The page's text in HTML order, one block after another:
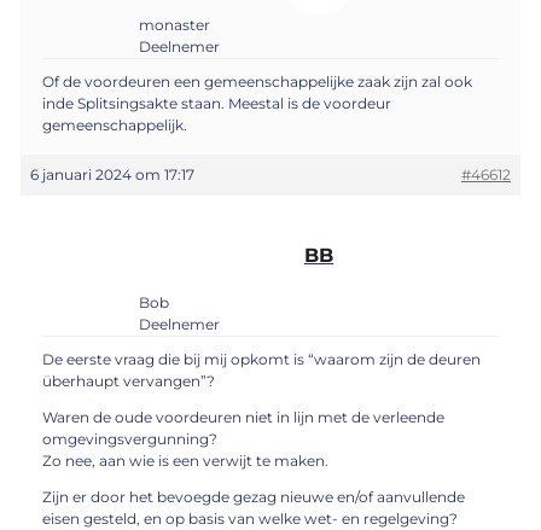
monaster
Deelnemer
Of de voordeuren een gemeenschappelijke zaak zijn zal ook
inde Splitsingsakte staan. Meestal is de voordeur
gemeenschappelijk.
6 januari 2024 om 17:17 #46612
BB
Bob
Deelnemer
De eerste vraag die bij mij opkomt is “waarom zijn de deuren
überhaupt vervangen”?
Waren de oude voordeuren niet in lijn met de verleende
omgevingsvergunning?
Zo nee, aan wie is een verwijt te maken.
Zijn er door het bevoegde gezag nieuwe en/of aanvullende
eisen gesteld, en op basis van welke wet- en regelgeving?